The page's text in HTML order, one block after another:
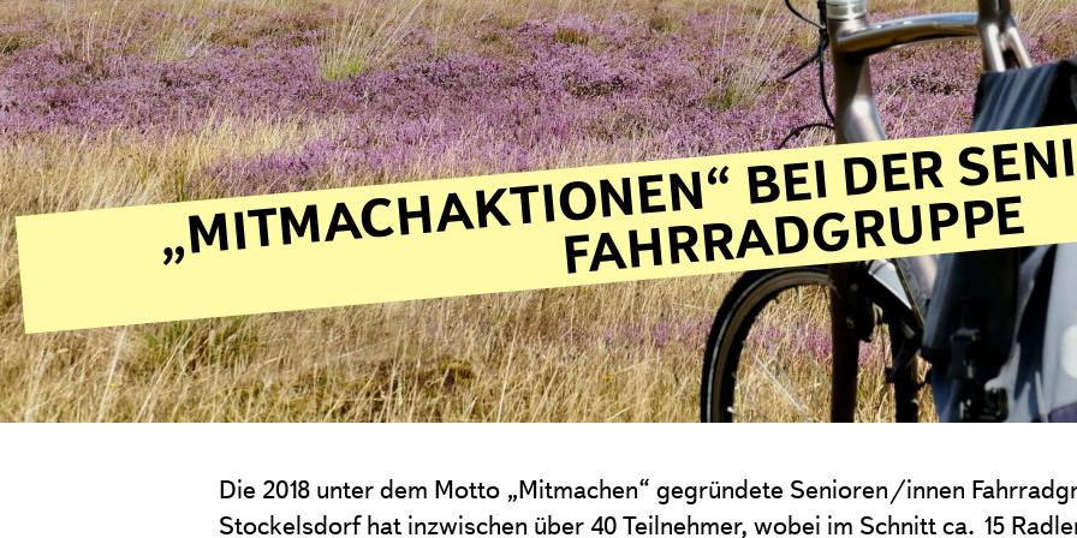
C
H
/E
Die 2018 unter dem Motto „Mitmachen“ gegründete Senioren/innen
Stockelsdorf hat inzwischen über 40 Teilnehmer, wobei im Schnitt ca. 15